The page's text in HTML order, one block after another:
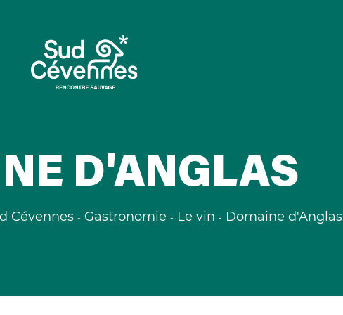
D'ANGLAS
Cévennes Gastronomie Le vin Domaine d'Anglas